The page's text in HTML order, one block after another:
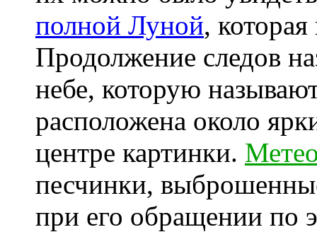
полной Луной,
Продолжение следов
небе, которую
расположена около
центре картинки.
песчинки,
при его обращении по